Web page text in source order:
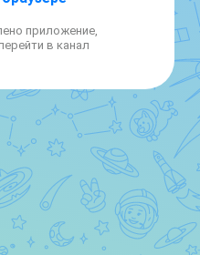
— район
центральная
завод. ВСУ
корпуса в
с ДОТами и
над дорогами.
зачищена. Сейчас
цинкового
приложение,
в канал